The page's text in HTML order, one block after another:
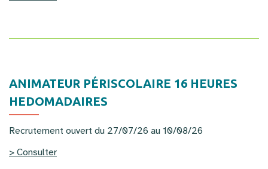
ANIMATEUR PÉRISCOLAIRE 16 HEURES
HEDOMADAIRES
Recrutement ouvert du 27/07/26 au 10/08/26
> Consulter